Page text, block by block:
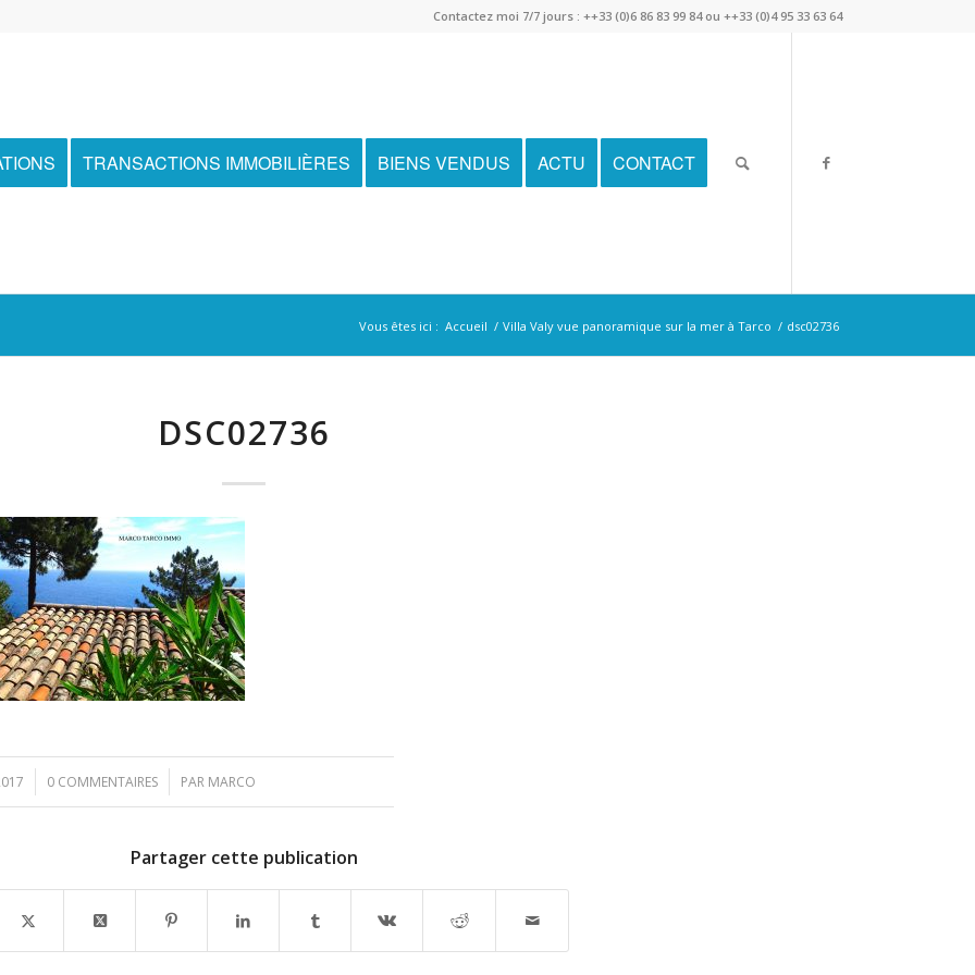
Contactez moi 7/7 jours : ++33 (0)6 86 83 99 84 ou ++33 (0)4 95 33 63 64
TRANSACTIONS IMMOBILIÈRES BIENS VENDUS ACTU CONTACT
Vous êtes ici : Accueil / Villa Valy vue panoramique sur la mer à Tarco / dsc02736
DSC02736
0 COMMENTAIRES
/ PAR MARCO
Partager cette publication